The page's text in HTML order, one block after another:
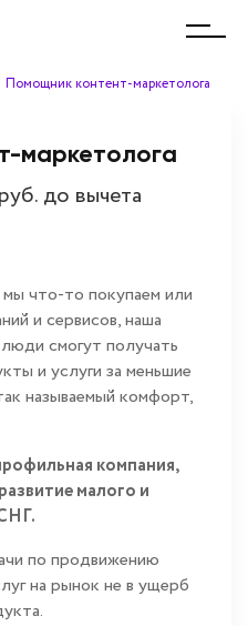
Помощник контент-маркетолога
маркетолога
до вычета
что-то покупаем или
и сервисов, наша
смогут получать
и услуги за меньшие
называемый комфорт,
компания,
малого и
по продвижению
на рынок не в ущерб